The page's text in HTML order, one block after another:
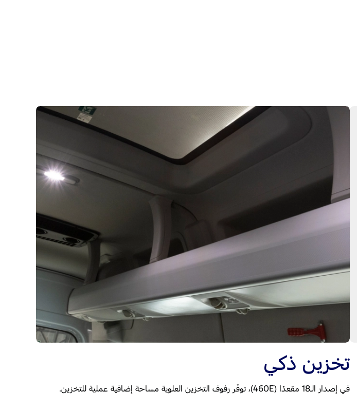
تخزين ذكي
في إصدار الـ18 مقعدًا (460E)، توفّر رفوف التخزين العلوية مساحة إضافية عملية للتخزين.